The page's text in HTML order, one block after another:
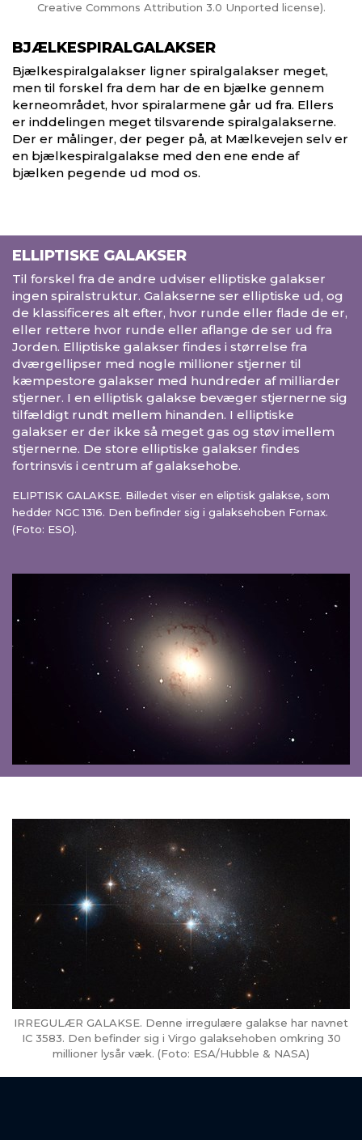
Creative Commons Attribution 3.0 Unported license).
BJÆLKESPIRALGALAKSER
Bjælkespiralgalakser ligner spiralgalakser meget,
men til forskel fra dem har de en bjælke gennem
kerneområdet, hvor spiralarmene går ud fra. Ellers
er inddelingen meget tilsvarende spiralgalakserne.
Der er målinger, der peger på, at Mælkevejen selv er
en bjælkespiralgalakse med den ene ende af
bjælken pegende ud mod os.
ELLIPTISKE GALAKSER
Til forskel fra de andre udviser elliptiske galakser
ingen spiralstruktur. Galakserne ser elliptiske ud, og
de klassificeres alt efter, hvor runde eller flade de er,
eller rettere hvor runde eller aflange de ser ud fra
Jorden. Elliptiske galakser findes i størrelse fra
dværgellipser med nogle millioner stjerner til
kæmpestore galakser med hundreder af milliarder
stjerner. I en elliptisk galakse bevæger stjernerne sig
tilfældigt rundt mellem hinanden. I elliptiske
galakser er der ikke så meget gas og støv imellem
stjernerne. De store elliptiske galakser findes
fortrinsvis i centrum af galaksehobe.​
ELIPTISK GALAKSE. Billedet viser en eliptisk galakse, som
hedder NGC 1316. Den befinder sig i galaksehoben Fornax.
(Foto: ESO).
IRREGULÆR GALAKSE. Denne irregulære galakse har navnet
IC 3583. Den befinder sig i Virgo galaksehoben omkring 30
millioner lysår væk. (Foto: ESA/Hubble & NASA)